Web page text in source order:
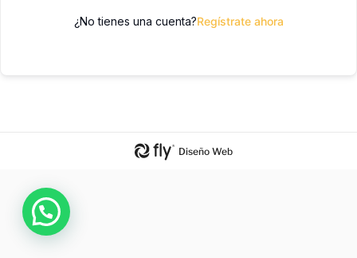
¿No tienes una cuenta?Regístrate ahora
Diseño Web